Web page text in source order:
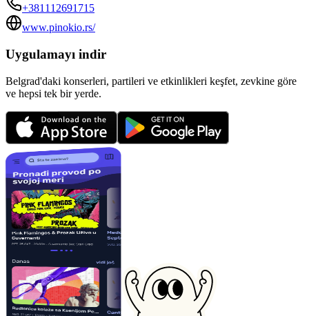
+381112691715
www.pinokio.rs/
Uygulamayı indir
Belgrad'daki konserleri, partileri ve etkinlikleri keşfet, zevkine göre
ve hepsi tek bir yerde.